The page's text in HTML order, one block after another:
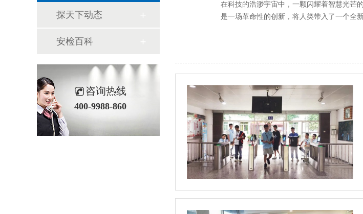
在科技的浩渺宇宙中，一颗闪耀着智慧光
是一场革命性的创新，将人类带入了一个全
探天下动态
安检百科
咨询热线
400-9988-860